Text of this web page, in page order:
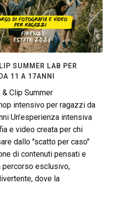
SUMMER LAB PER
11 A 17ANNI
Clip Summer
intensivo per ragazzi da
Un’esperienza intensiva
e video creata per chi
dallo "scatto per caso"
di contenuti pensati e
percorso esclusivo,
dove la